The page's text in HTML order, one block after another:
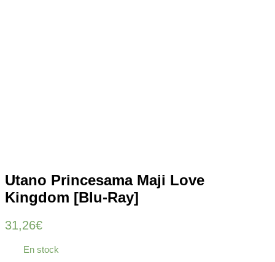
Utano Princesama Maji Love
Kingdom [Blu-Ray]
31,26€
En stock